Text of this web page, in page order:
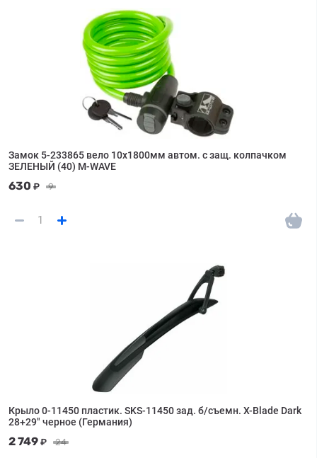
Замок 5-233865 вело 10х1800мм автом. с защ. колпачком
ЗЕЛЕНЫЙ (40) M-WAVE
630 ₽ 9
Крыло 0-11450 пластик. SKS-11450 зад. б/съемн. X-Blade Dark
28+29" черное (Германия)
2 749 ₽ 24